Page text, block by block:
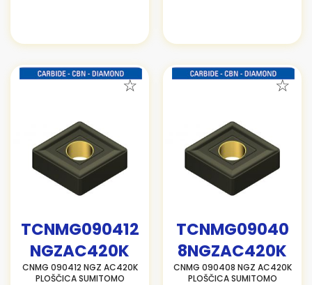
TCNMG090412
NGZAC420K
CNMG 090412 NGZ AC420K
PLOŠČICA SUMITOMO
TCNMG09040
8NGZAC420K
CNMG 090408 NGZ AC420K
PLOŠČICA SUMITOMO